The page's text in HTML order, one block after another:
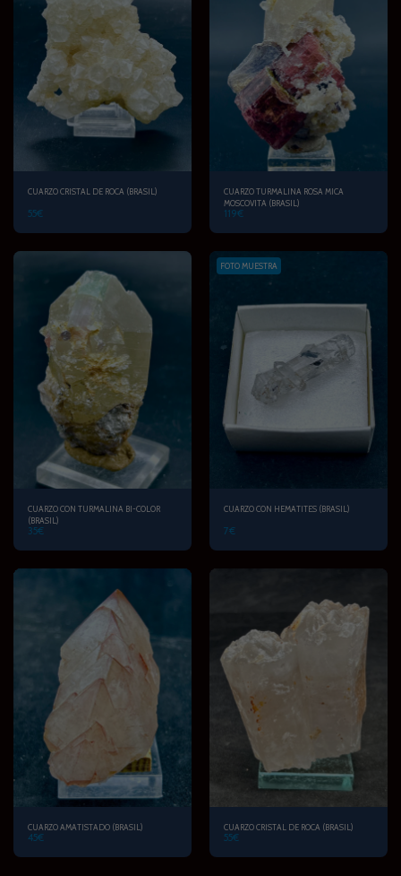
CUARZO CRISTAL DE ROCA (BRASIL)
55€
CUARZO TURMALINA ROSA MICA
MOSCOVITA (BRASIL)
119€
CUARZO CON TURMALINA BI-COLOR
(BRASIL)
35€
FOTO MUESTRA
CUARZO CON HEMATITES (BRASIL)
7€
CUARZO AMATISTADO (BRASIL)
45€
CUARZO CRISTAL DE ROCA (BRASIL)
55€